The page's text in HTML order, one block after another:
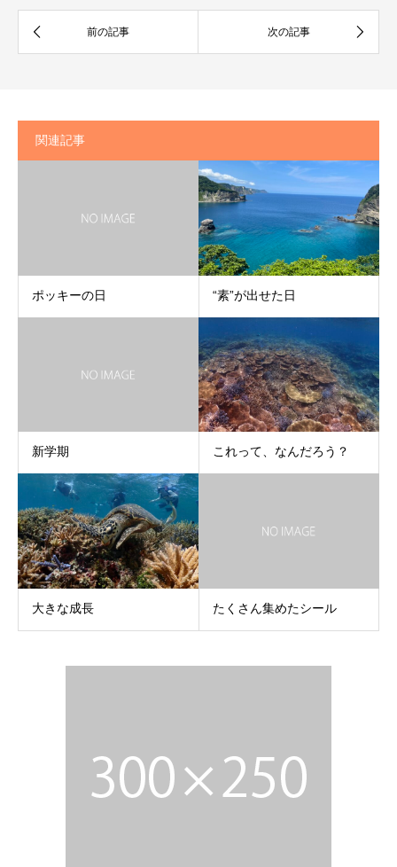
関連記事
ポッキーの日 “素”が出せた日
新学期 これって、なんだろう？
大きな成長 たくさん集めたシール